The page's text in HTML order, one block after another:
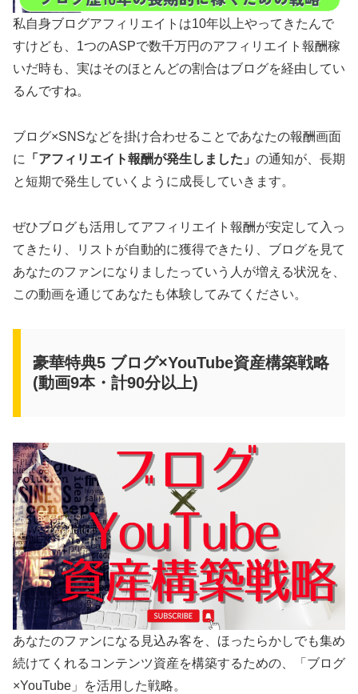
私自身ブログアフィリエイトは10年以上やってきたんで
すけども、1つのASPで数千万円のアフィリエイト報酬稼
いだ時も、実はそのほとんどの割合はブログを経由してい
るんですね。
ブログ×SNSなどを掛け合わせることであなたの報酬画面
に
「アフィリエイト報酬が発生しました」 の通知が、長期
と短期で発生していくように成長していきます。
ぜひブログも活用してアフィリエイト報酬が安定して入っ
てきたり、リストが自動的に獲得できたり、ブログを見て
あなたのファンになりましたっていう人が増える状況を、
この動画を通じてあなたも体験してみてください。
豪華特典5 ブログ×YouTube資産構築戦略
(動画9本・計90分以上)
あなたのファンになる見込み客を、ほったらかしでも集め
続けてくれるコンテンツ資産を構築するための、「ブログ
×YouTube」を活用した戦略。